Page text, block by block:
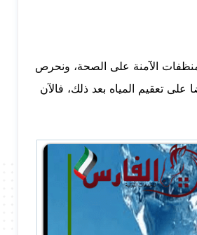
الآمنة على الصحة، ونحرص
تعقيم المياه بعد ذلك، فالآن